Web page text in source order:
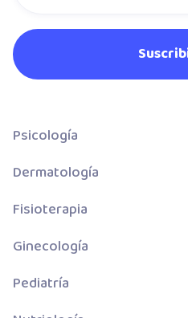
Psicología
Dermatología
Fisioterapia
Ginecología
Pediatría